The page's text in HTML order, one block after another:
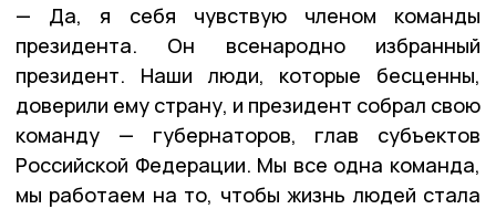
— Да, я себя чувствую членом команды
президента. Он всенародно избранный
президент. Наши люди, которые бесценны,
доверили ему страну, и президент собрал свою
команду — губернаторов, глав субъектов
Российской Федерации. Мы все одна команда,
мы работаем на то, чтобы жизнь людей стала